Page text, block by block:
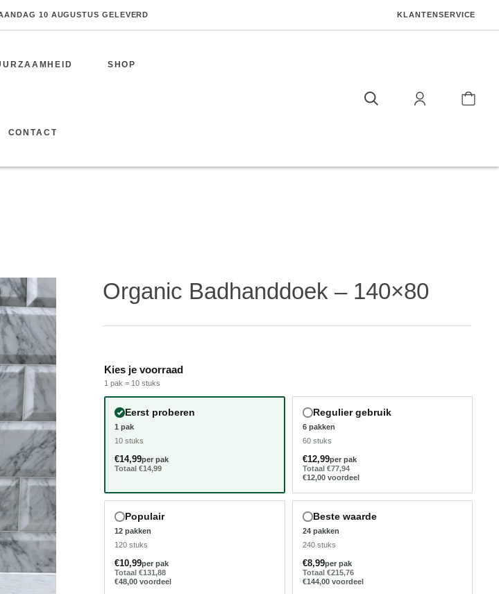
10 AUGUSTUS GELEVERD KLANTENSERVICE
AFGELEID UIT DE NATUUR
SHOP
CONTACT
Organic Badhanddoek – 140×80
Kies je voorraad
1 pak = 10 stuks
Eerst proberen
1 pak
10 stuks
€14,99per pak
Totaal €14,99
Regulier gebruik
6 pakken
60 stuks
€12,99per pak
Totaal €77,94
€12,00 voordeel
Populair
12 pakken
120 stuks
€10,99per pak
Totaal €131,88
€48,00 voordeel
Beste waarde
24 pakken
240 stuks
€8,99per pak
Totaal €215,76
€144,00 voordeel